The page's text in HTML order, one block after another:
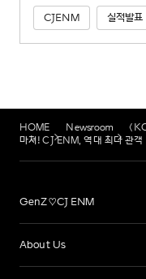
CJENM 실적발표
HOME Newsroom
마쳐! CJ ENM, 역대 최다 관
GenZ♡CJ ENM
About Us